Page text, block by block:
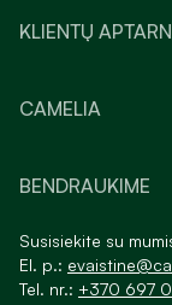
KLIENTŲ
CAMELIA
BENDRAUKIME
Susisiekite su
El. p.:
Tel. nr.: +370 697